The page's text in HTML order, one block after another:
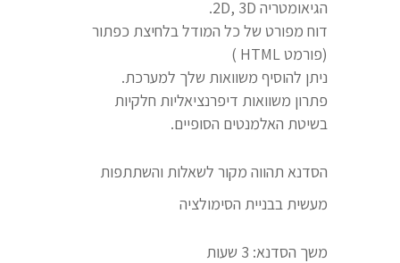
הגיאומטריה 2D, 3D.
דוח מפורט של כל המודל בלחיצת כפתור
(פורמט HTML )
ניתן להוסיף משוואות שלך למערכת.
פתרון משוואות דיפרנציאליות חלקיות
בשיטת האלמנטים הסופיים.
הסדנא תהווה מקור לשאלות והשתתפות
מעשית בבניית הסימולציה
משך הסדנא: 3 שעות